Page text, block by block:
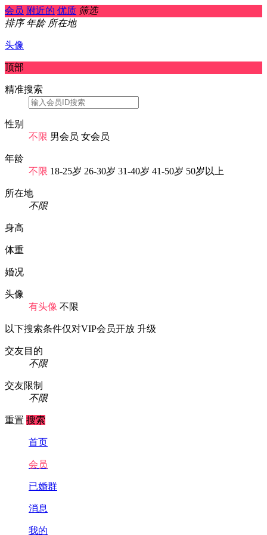
会员 附近的 优质 筛选
排序 年龄 所在地
头像
顶部
精准搜索
性别
不限 男会员 女会员
年龄
不限 18-25岁 26-30岁 31-40岁 41-50岁 50岁以上
所在地
不限
身高
体重
婚况
头像
有头像 不限
以下搜索条件仅对VIP会员开放 升级
交友目的
不限
交友限制
不限
重置 搜索
首页
会员
已婚群
消息
我的